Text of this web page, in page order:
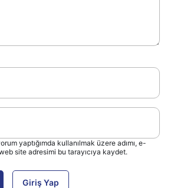
yaptığımda kullanılmak üzere adımı, e-
site adresimi bu tarayıcıya kaydet.
Giriş Yap